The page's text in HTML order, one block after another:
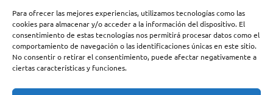
Para ofrecer las mejores experiencias, utilizamos tecnologías como las
cookies para almacenar y/o acceder a la información del dispositivo. El
consentimiento de estas tecnologías nos permitirá procesar datos como el
comportamiento de navegación o las identificaciones únicas en este sitio.
No consentir o retirar el consentimiento, puede afectar negativamente a
ciertas características y funciones.CATEGORIAS PFE